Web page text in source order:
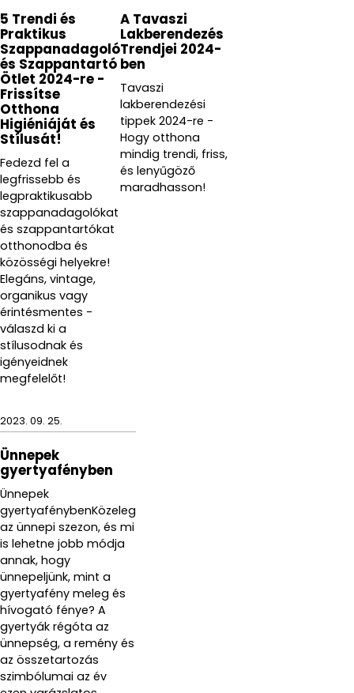
kivitelezett terméke ötvözi a három Vesta által
legfontosabbnak tartott tulajdonságokat:
1. a divatos hátteret
2. érzelmek megjelenítését
3. mindezt az öko fenntarthatóság jegyében
Tisztítási tippek:
Használjon puha törlőkendőt üvegtisztító szerekkel
(feltéve, hogy azok nem tartalmaznak alkoholos
vagy súroló hatású anyagokat).
Az enyhe karcolások folyékony fényezőanyaggal és
puha mikroszálas kendővel eltávolíthatók.
5 Trendi és
Praktikus
Szappanadagoló
és Szappantartó
Ötlet 2024-re -
Frissítse
Otthona
Higiéniáját és
Stílusát!
Fedezd fel a
legfrissebb és
legpraktikusabb
szappanadagolókat
és szappantartókat
otthonodba és
közösségi helyekre!
Elegáns, vintage,
organikus vagy
érintésmentes -
válaszd ki a
stílusodnak és
igényeidnek
megfelelőt!
A Tavaszi
Lakberendezés
Trendjei 2024-
ben
Tavaszi
lakberendezési
tippek 2024-re -
Hogy otthona
mindig trendi, friss,
és lenyűgöző
maradhasson!
2023. 09. 25.
Ünnepek
gyertyafényben
Ünnepek
gyertyafénybenKözeleg
az ünnepi szezon, és mi
is lehetne jobb módja
annak, hogy
ünnepeljünk, mint a
gyertyafény meleg és
hívogató fénye? A
gyertyák régóta az
ünnepség, a remény és
az összetartozás
szimbólumai az év